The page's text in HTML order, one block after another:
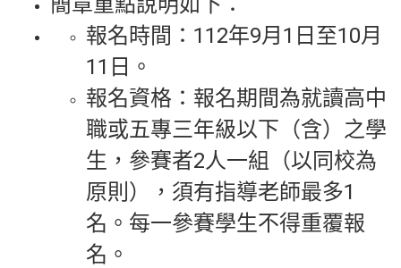
報名時間：112年9月1日至10月
11日。
報名資格：報名期間為就讀高中
職或五專三年級以下（含）之學
生，參賽者2人一組（以同校為
原則），須有指導老師最多1
名。每一參賽學生不得重覆報
名。